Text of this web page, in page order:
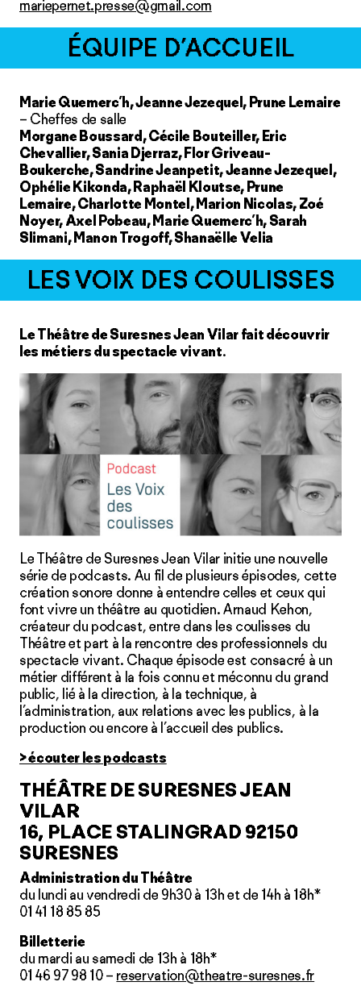
mariepernet.presse@gmail.com
ÉQUIPE D’ACCUEIL
Marie Quemerc’h, Jeanne Jezequel, Prune Lemaire
– Cheffes de salle
Morgane Boussard, Cécile Bouteiller, Eric
Chevallier, Sania Djerraz, Flor Griveau-
Boukerche, Sandrine Jeanpetit, Jeanne Jezequel,
Ophélie Kikonda, Raphaël Kloutse, Prune
Lemaire, Charlotte Montel, Marion Nicolas, Zoé
Noyer, Axel Pobeau, Marie Quemerc’h, Sarah
Slimani, Manon Trogoff, Shanaëlle Velia
LES VOIX DES COULISSES
Le Théâtre de Suresnes Jean Vilar fait découvrir
les métiers du spectacle vivant.
Le Théâtre de Suresnes Jean Vilar initie une nouvelle
série de podcasts. Au fil de plusieurs épisodes, cette
création sonore donne à entendre celles et ceux qui
font vivre un théâtre au quotidien. Arnaud Kehon,
créateur du podcast, entre dans les coulisses du
Théâtre et part à la rencontre des professionnels du
spectacle vivant. Chaque épisode est consacré à un
métier différent à la fois connu et méconnu du grand
public, lié à la direction, à la technique, à
l’administration, aux relations avec les publics, à la
production ou encore à l’accueil des publics.
> écouter les podcasts
THÉÂTRE DE SURESNES JEAN
VILAR
16, PLACE STALINGRAD 92150
SURESNES
Administration du Théâtre
du lundi au vendredi de 9h30 à 13h et de 14h à 18h*
01 41 18 85 85
Billetterie
du mardi au samedi de 13h à 18h*
01 46 97 98 10 – reservation@theatre-suresnes.fr